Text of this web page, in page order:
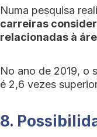
Numa pesquisa
carreiras
relacionadas à
No ano de 2019, o
é 2,6 vezes
8.